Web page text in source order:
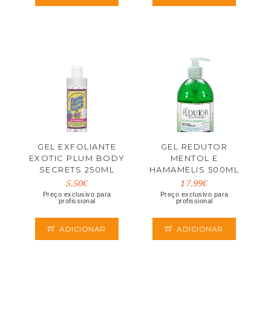
GEL EXFOLIANTE
EXOTIC PLUM BODY
SECRETS 250ML
5.50€
Preço exclusivo para
profissional
ADICIONAR
GEL REDUTOR
MENTOL E
HAMAMELIS 500ML
17.99€
Preço exclusivo para
profissional
ADICIONAR